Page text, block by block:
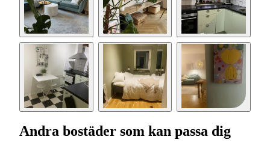
Andra bostäder som kan passa dig